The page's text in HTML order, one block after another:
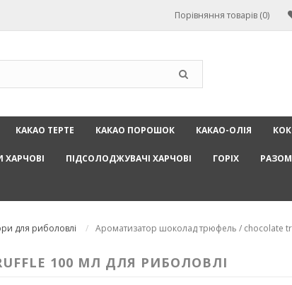
Порівняння товарів (0)
КАКАО ТЕРТЕ КАКАО ПОРОШОК КАКАО-ОЛІЯ
ХАРЧОВІ ПІДСОЛОДЖУВАЧІ ХАРЧОВІ ГОРІХ
для риболовлі Ароматизатор шоколад трюфель / chocolate
100 МЛ ДЛЯ РИБОЛОВЛІ